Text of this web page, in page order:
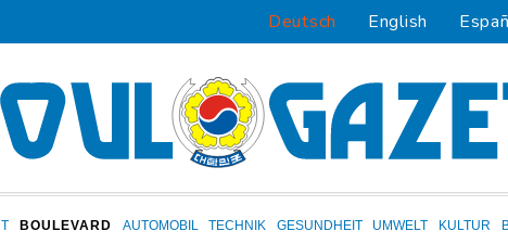
Deutsch English
BOULEVARD AUTOMOBIL TECHNIK GESUNDHEIT UMWELT KULTUR